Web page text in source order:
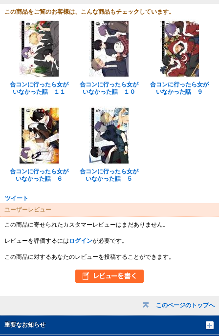
このページのトップへ
重要なお知らせ
この商品をご覧のお客様は、こんな商品もチェックしています。
合コンに行ったら女が
いなかった話 １１
合コンに行ったら女が
いなかった話 １０
合コンに行ったら女が
いなかった話 ９
合コンに行ったら女が
いなかった話 ６
合コンに行ったら女が
いなかった話 ５
ツイート
ユーザーレビュー
この商品に寄せられたカスタマーレビューはまだありません。
レビューを評価するには ログインが必要です。
この商品に対するあなたのレビューを投稿することができます。